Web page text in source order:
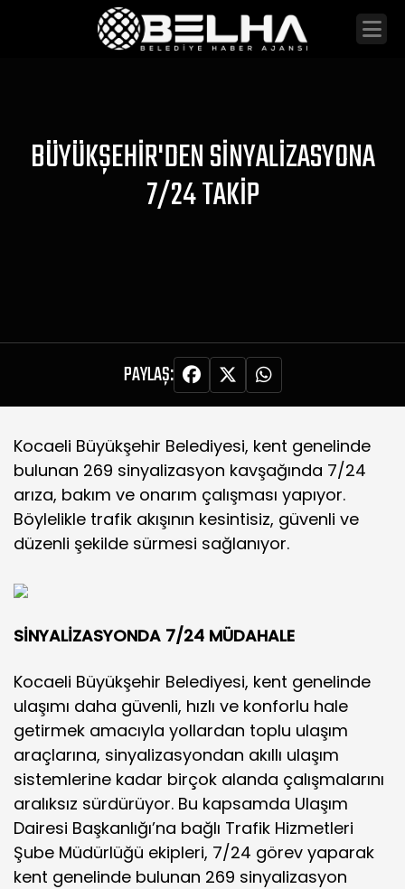
BÜYÜKŞEHIR'DEN SINYALIZASYONA
7/24 TAKIP
PAYLAŞ:
Kocaeli Büyükşehir Belediyesi, kent genelinde
bulunan 269 sinyalizasyon kavşağında 7/24
arıza, bakım ve onarım çalışması yapıyor.
Böylelikle trafik akışının kesintisiz, güvenli ve
düzenli şekilde sürmesi sağlanıyor.
SİNYALİZASYONDA 7/24 MÜDAHALE
Kocaeli Büyükşehir Belediyesi, kent genelinde
ulaşımı daha güvenli, hızlı ve konforlu hale
getirmek amacıyla yollardan toplu ulaşım
araçlarına, sinyalizasyondan akıllı ulaşım
sistemlerine kadar birçok alanda çalışmalarını
aralıksız sürdürüyor. Bu kapsamda Ulaşım
Dairesi Başkanlığı’na bağlı Trafik Hizmetleri
Şube Müdürlüğü ekipleri, 7/24 görev yaparak
kent genelinde bulunan 269 sinyalizasyon